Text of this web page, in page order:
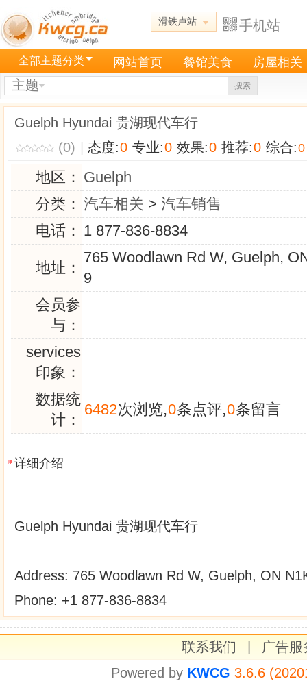
滑铁卢站 手机站
全部主题分类 网站首页 餐馆美食 房屋相关
主题 搜索
Guelph Hyundai 贵湖现代车行
(0)
态度:0 专业:0 效果:0 推荐:0 综合:0
地区： Guelph
分类： 汽车相关 > 汽车销售
电话： 1 877-836-8834
地址：
765 Woodlawn Rd W, Guelph,
9
会员参
与：
services
印象：
数据统
计：
6482次浏览,0条点评,0条留言
详细介绍
Guelph Hyundai 贵湖现代车行
Address: 765 Woodlawn Rd W, Guelph, ON
Phone: +1 877-836-8834
联系我们
广告服
Powered by KWCG 3.6.6